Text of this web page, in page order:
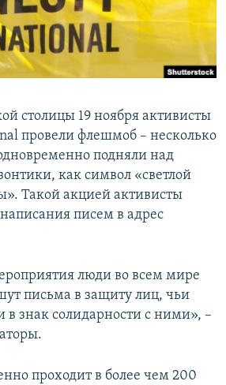
столицы 19 ноября активисты
провели флешмоб – несколько
подняли над
как символ «светлой
Такой акцией активисты
писем в адрес
люди во всем мире
письма в защиту лиц, чьи
знак солидарности с ними», –
проходит в более чем 200